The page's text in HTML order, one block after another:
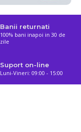
Banii returnati
100% bani inapoi in 30 de
zile
Suport on-line
Luni-Vineri: 09:00 - 15:00